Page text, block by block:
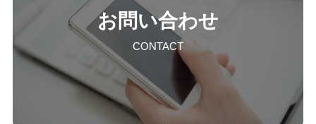
お問い合わせ
CONTACT